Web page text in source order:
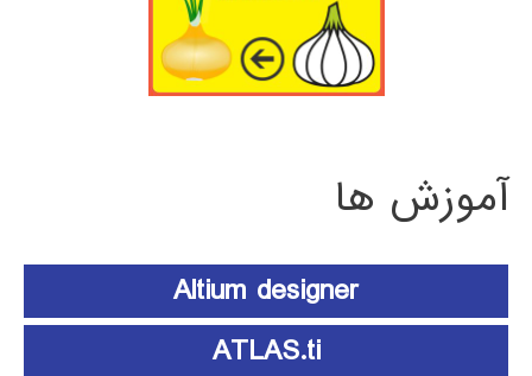
آموزش ها
Altium designer
ATLAS.ti